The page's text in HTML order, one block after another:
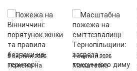
5 серпня 2026
Пожежа на
4 серпня 2026
Масштабна